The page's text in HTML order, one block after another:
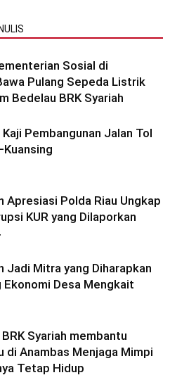
Sosial di
Pulang Sepeda Listrik
Bedelau BRK Syariah
Pembangunan Jalan Tol
Apresiasi Polda Riau Ungkap
KUR yang Dilaporkan
Jadi Mitra yang Diharapkan
Ekonomi Desa Mengkait
Syariah membantu
di Anambas Menjaga Mimpi
Tetap Hidup